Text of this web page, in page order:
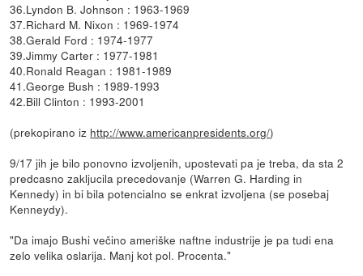
36.Lyndon B. Johnson : 1963-1969
37.Richard M. Nixon : 1969-1974
38.Gerald Ford : 1974-1977
39.Jimmy Carter : 1977-1981
40.Ronald Reagan : 1981-1989
41.George Bush : 1989-1993
42.Bill Clinton : 1993-2001
(prekopirano iz http://www.americanpresidents.org/)
9/17 jih je bilo ponovno izvoljenih, upostevati pa je treba, da sta 2
predcasno zakljucila precedovanje (Warren G. Harding in
Kennedy) in bi bila potencialno se enkrat izvoljena (se posebaj
Kenneydy).
"Da imajo Bushi večino ameriške naftne industrije je pa tudi ena
zelo velika oslarija. Manj kot pol. Procenta."